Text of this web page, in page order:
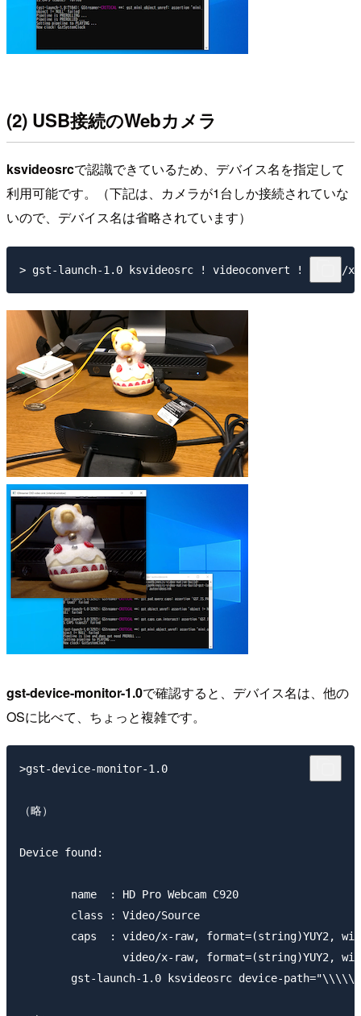
(2) USB接続のWebカメラ
ksvideosrcで認識できているため、デバイス名を指定して
利用可能です。（下記は、カメラが1台しか接続されていな
いので、デバイス名は省略されています）
gst-device-monitor-1.0で確認すると、デバイス名は、他の
OSに比べて、ちょっと複雑です。
>gst-device-monitor-1.0
（略）
Device found:
        name  : HD Pro Webcam C920
        class : Video/Source
caps  : video/x-raw, format=(string)YUY2,
video/x-raw, format=(string)YUY2,
gst-launch-1.0 ksvideosrc device-